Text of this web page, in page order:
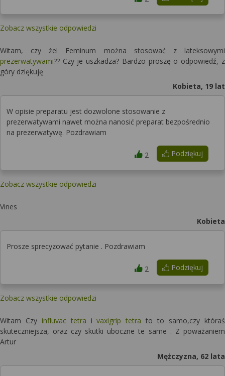
Zobacz wszystkie odpowiedzi
Witam, czy żel Feminum można stosować z lateksowymi
prezerwatywami?? Czy je uszkadza? Bardzo proszę o odpowiedź, z
góry dziękuję
Kobieta, 19 lat
W opisie preparatu jest dozwolone stosowanie z
prezerwatywami nawet można nanosić preparat bezpośrednio
na prezerwatywę. Pozdrawiam
Podziękuj
2
Zobacz wszystkie odpowiedzi
Vines
Kobieta
Prosze sprecyzować pytanie . Pozdrawiam
Podziękuj
2
Zobacz wszystkie odpowiedzi
Witam Czy influvac tetra ivaxigrip tetra to to samo,czy któraś
skuteczniejsza, oraz czy skutki uboczne te same . Z poważaniem
Artur
Mężczyzna, 62 lata